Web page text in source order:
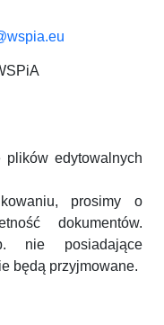
plików edytowalnych
prosimy o
dokumentów.
nie posiadające
będą przyjmowane.